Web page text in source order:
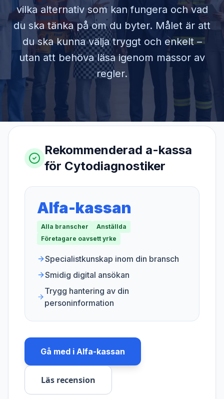
vilka alternativ som kan fungera och vad
du ska tänka på om du byter. Målet är att
du ska kunna välja tryggt och enkelt –
utan att behöva läsa igenom massor av
regler.
Rekommenderad a-kassa
för Cytodiagnostiker
Alfa-kassan
Alla branscher
Anställda
Företagare oavsett yrke
Specialistkunskap inom din bransch
Smidig digital ansökan
Trygg hantering av din
personinformation
Gå med i Alfa-kassan
Läs recension